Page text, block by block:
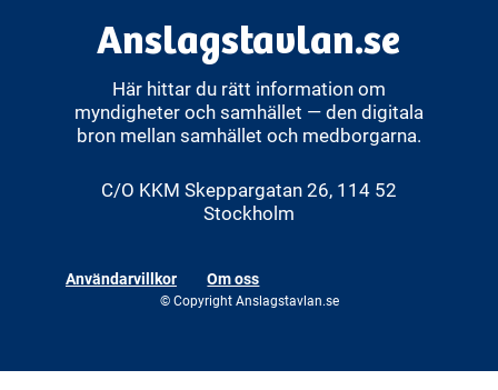
Anslagstavlan.se
Här hittar du rätt information om
myndigheter och samhället — den digitala
bron mellan samhället och medborgarna.
C/O KKM Skeppargatan 26, 114 52
Stockholm
Användarvillkor Om oss
© Copyright Anslagstavlan.se